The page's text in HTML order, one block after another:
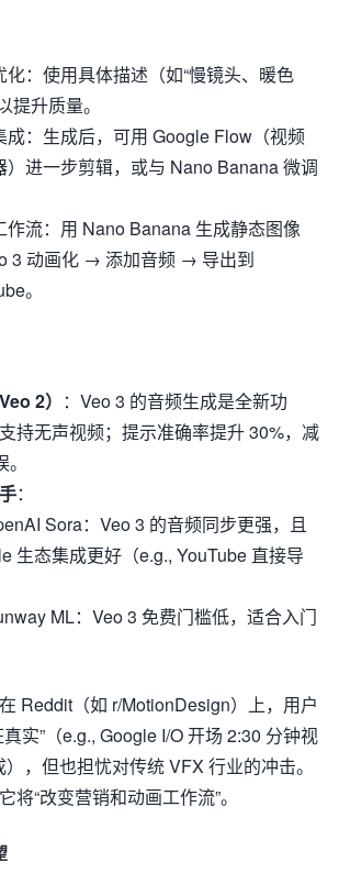
化：使用具体描述（如“慢镜头、暖色
提升质量。
成：生成后，可用 Google Flow（视频
）进一步剪辑，或与 Nano Banana 微调
作流：用 Nano Banana 生成静态图像
3 动画化 → 添加音频 → 导出到
。
2） ：Veo 3 的音频生成是全新功
持无声视频；提示准确率提升 30%，减
：
Sora：Veo 3 的音频同步更强，且
生态集成更好（e.g., YouTube 直接导
ML：Veo 3 免费门槛低，适合入门
Reddit（如 r/MotionDesign）上，用户
实”（e.g., Google I/O 开场 2:30 分钟视
，但也担忧对传统 VFX 行业的冲击。
将“改变营销和动画工作流”。